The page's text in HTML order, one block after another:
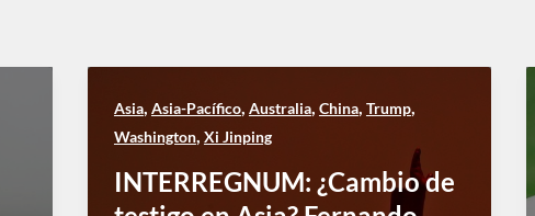
Asia, Asia-Pacífico, Australia, China, Trump,
Washington, Xi Jinping
INTERREGNUM: ¿Cambio de